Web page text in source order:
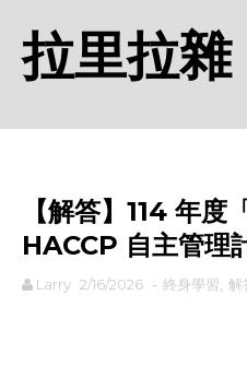
拉里拉雜
【解答】114 年
HACCP 自主管理
Larry 2/16/2026 - 終身學習 解